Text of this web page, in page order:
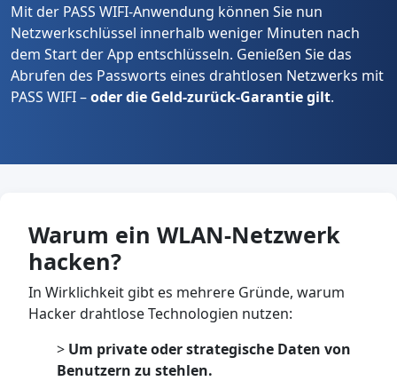
Mit der PASS WIFI-Anwendung können Sie nun
Netzwerkschlüssel innerhalb weniger Minuten nach
dem Start der App entschlüsseln. Genießen Sie das
Abrufen des Passworts eines drahtlosen Netzwerks mit
PASS WIFI –oder die Geld-zurück-Garantie gilt.
Warum ein WLAN-Netzwerk
hacken?
In Wirklichkeit gibt es mehrere Gründe, warum
Hacker drahtlose Technologien nutzen:
> Um private oder strategische Daten von
Benutzern zu stehlen.